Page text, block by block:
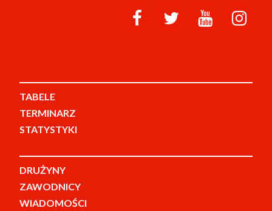
TABELE
TERMINARZ
STATYSTYKI
DRUŻYNY
ZAWODNICY
WIADOMOŚCI